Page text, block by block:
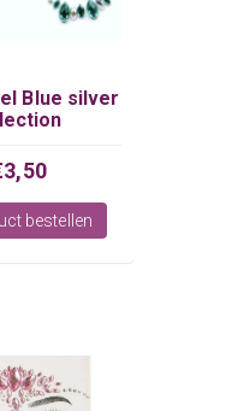
Blue silver
bestellen